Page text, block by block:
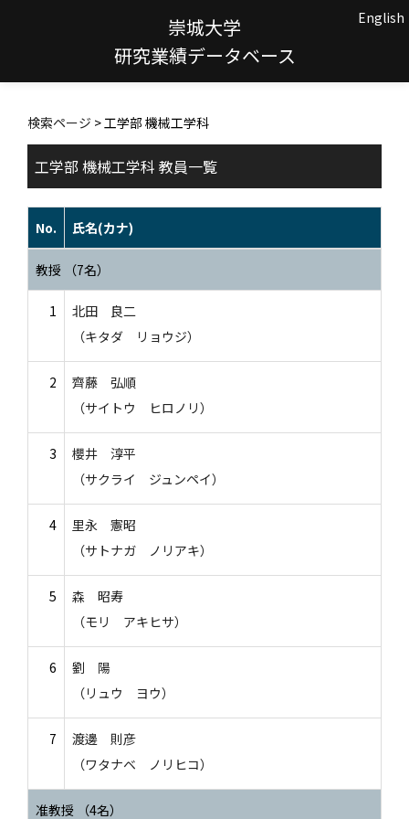
崇城大学
研究業績データベース
English
検索ページ > 工学部 機械工学科
工学部 機械工学科 教員一覧
No. 氏名(カナ)
教授 （7名）
1
北田 良二
（キタダ リョウジ）
2
齊藤 弘順
（サイトウ ヒロノリ）
3
櫻井 淳平
（サクライ ジュンペイ）
4
里永 憲昭
（サトナガ ノリアキ）
5
森 昭寿
（モリ アキヒサ）
6
劉 陽
（リュウ ヨウ）
7
渡邊 則彦
（ワタナベ ノリヒコ）
准教授 （4名）